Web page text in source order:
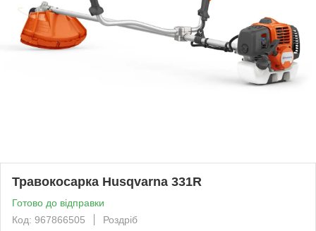
Травокосарка Husqvarna 331R
Готово до відправки
Код: 967866505
Роздріб